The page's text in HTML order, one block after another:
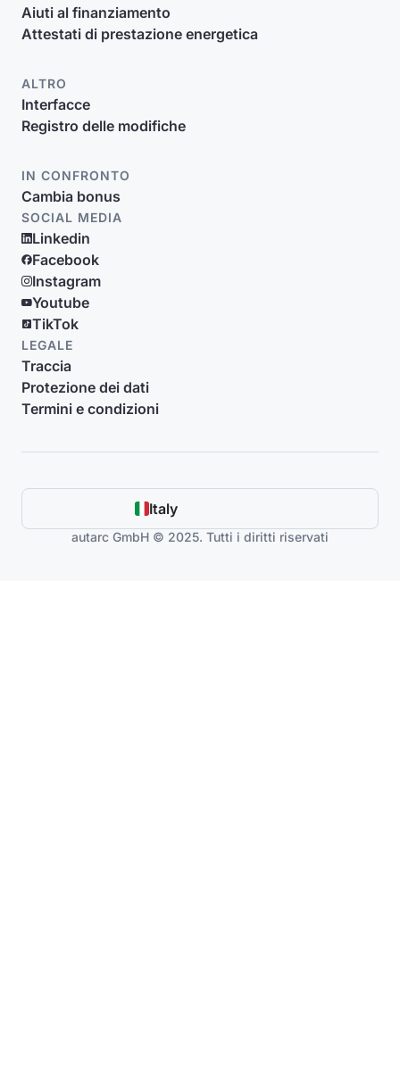
Aiuti al finanziamento
Attestati di prestazione energetica
ALTRO
Interfacce
Registro delle modifiche
IN CONFRONTO
Cambia bonus
SOCIAL MEDIA
Linkedin
Facebook
Instagram
Youtube
TikTok
LEGALE
Traccia
Protezione dei dati
Termini e condizioni
Italy
autarc GmbH © 2025. Tutti i diritti riservati